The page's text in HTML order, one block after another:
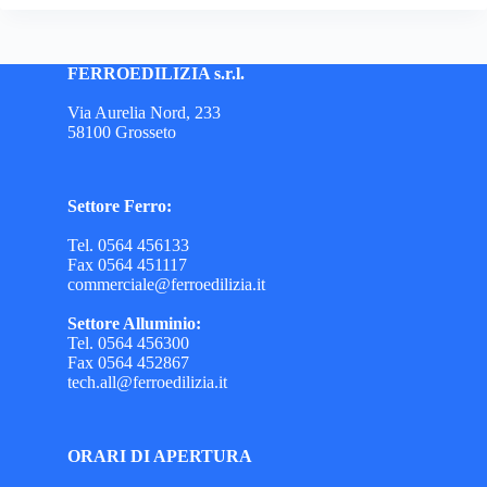
FERROEDILIZIA s.r.l.
Via Aurelia Nord, 233
58100 Grosseto
Settore Ferro:
Tel. 0564 456133
Fax 0564 451117
commerciale@ferroedilizia.it
Settore Alluminio:
Tel. 0564 456300
Fax 0564 452867
tech.all@ferroedilizia.it
ORARI DI APERTURA